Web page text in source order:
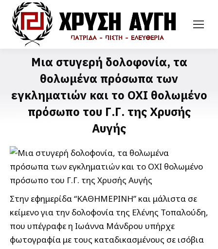
Μια στυγερή δολοφονία, τα
θολωμένα πρόσωπα των
εγκληματιών και το ΟΧΙ θολωμένο
πρόσωπο του Γ.Γ. της Χρυσής
Αυγής
Στην εφημερίδα “ΚΑΘΗΜΕΡΙΝΗ” και μάλιστα σε
κείμενο για την δολοφονία της Ελένης Τοπαλούδη,
που υπέγραφε η Ιωάννα Μάνδρου υπήρχε
φωτογραφία με τους καταδικασμένους σε ισόβια